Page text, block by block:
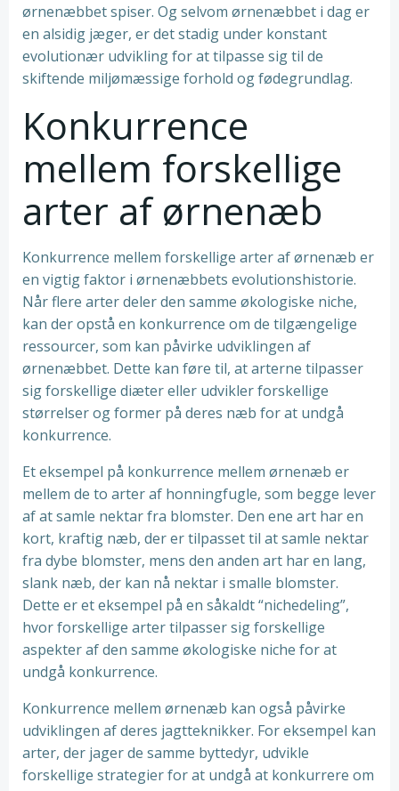
ørnenæbbet spiser. Og selvom ørnenæbbet i dag er
en alsidig jæger, er det stadig under konstant
evolutionær udvikling for at tilpasse sig til de
skiftende miljømæssige forhold og fødegrundlag.
Konkurrence
mellem forskellige
arter af ørnenæb
Konkurrence mellem forskellige arter af ørnenæb er
en vigtig faktor i ørnenæbbets evolutionshistorie.
Når flere arter deler den samme økologiske niche,
kan der opstå en konkurrence om de tilgængelige
ressourcer, som kan påvirke udviklingen af
ørnenæbbet. Dette kan føre til, at arterne tilpasser
sig forskellige diæter eller udvikler forskellige
størrelser og former på deres næb for at undgå
konkurrence.
Et eksempel på konkurrence mellem ørnenæb er
mellem de to arter af honningfugle, som begge lever
af at samle nektar fra blomster. Den ene art har en
kort, kraftig næb, der er tilpasset til at samle nektar
fra dybe blomster, mens den anden art har en lang,
slank næb, der kan nå nektar i smalle blomster.
Dette er et eksempel på en såkaldt “nichedeling”,
hvor forskellige arter tilpasser sig forskellige
aspekter af den samme økologiske niche for at
undgå konkurrence.
Konkurrence mellem ørnenæb kan også påvirke
udviklingen af deres jagtteknikker. For eksempel kan
arter, der jager de samme byttedyr, udvikle
forskellige strategier for at undgå at konkurrere om